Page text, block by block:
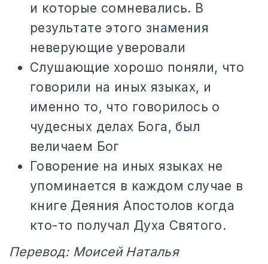
и которые сомневались. В
результате этого знамения
неверующие уверовали
Слушающие хорошо поняли, что
говорили на иных языках, и
именно то, что говорилось о
чудесных делах Бога, был
величаем Бог
Говорение на иных языках не
упоминается в каждом случае в
книге Деяния Апостолов когда
кто-то получал Духа Святого.
Перевод: Моисей Наталья